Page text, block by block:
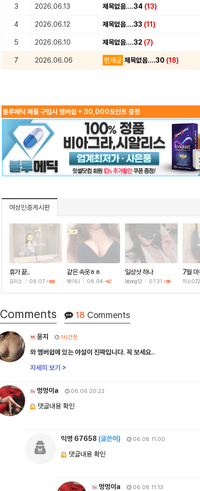
3 2026.06.13 제목없음....34 (13)
4 2026.06.12 제목없음....33 (11)
5 2026.06.10 제목없음....32 (7)
7 2026.06.06 현재글 제목없음....30 (18)
블루메딕 제품 구입시 멤버쉽 + 30,000포인트 증정
여성인증게시판
휴가 끝..
김미소 08.07 +101
같은 속옷ㅎㅎ
예이니 08.04+67
일상샷 하나
bbong12 07.31 +90
7월 마
🫶
미소
Comments 18 Comments
윤지 1시간전
와 멤버쉽에 있는 야설이 진짜입니다. 꼭 보세요..
자세히 보기 >
멍멍이a 06.06 20:22
댓글내용 확인
익명 67658 (글쓴이) 06.08 11:00
댓글내용 확인
멍멍이a 06.08 11:13